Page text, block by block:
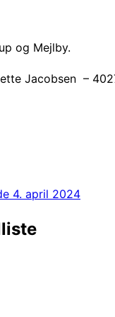
og Mejlby.
Jacobsen –
4. april 2024